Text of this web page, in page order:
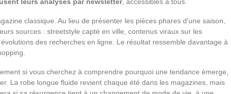
classique. Au lieu de présenter les pièces phares d’une saison,
sources : streetstyle capté en ville, contenus viraux sur les
des recherches en ligne. Le résultat ressemble davantage à
si vous cherchez à comprendre pourquoi une tendance émerge,
La robe longue fluide revient chaque été dans les magazines, mais